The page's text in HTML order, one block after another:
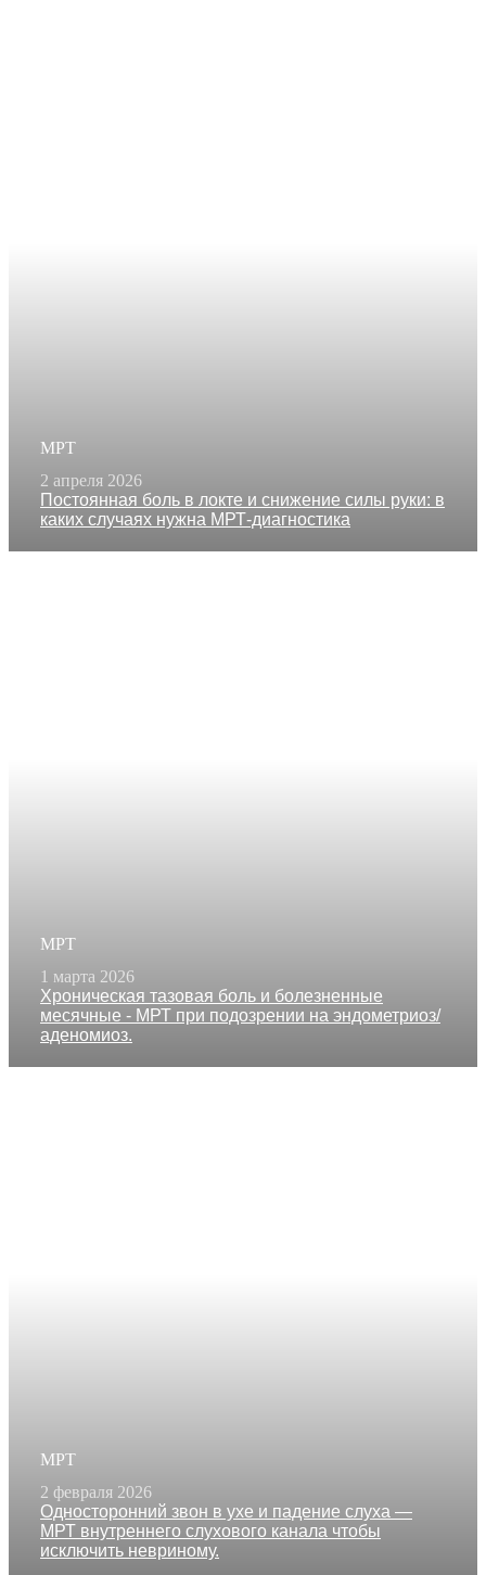
МРТ
2 апреля 2026
Постоянная боль в локте и снижение силы руки: в
каких случаях нужна МРТ-диагностика
МРТ
1 марта 2026
Хроническая тазовая боль и болезненные
месячные - МРТ при подозрении на эндометриоз/
аденомиоз.
МРТ
2 февраля 2026
Односторонний звон в ухе и падение слуха —
МРТ внутреннего слухового канала чтобы
исключить невриному.